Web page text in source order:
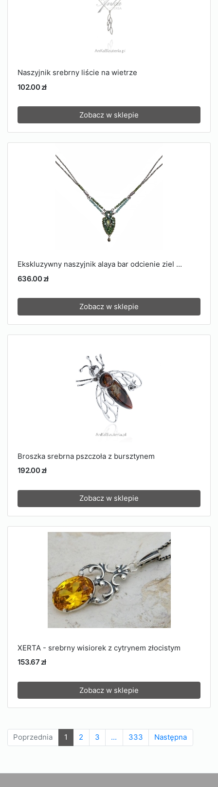
Naszyjnik srebrny liście na wietrze
102.00 zł
Zobacz w sklepie
Ekskluzywny naszyjnik alaya bar odcienie ziel ...
636.00 zł
Zobacz w sklepie
Broszka srebrna pszczoła z bursztynem
192.00 zł
Zobacz w sklepie
XERTA - srebrny wisiorek z cytrynem złocistym
153.67 zł
Zobacz w sklepie
Poprzednia 1 2 3 ... 333 Następna